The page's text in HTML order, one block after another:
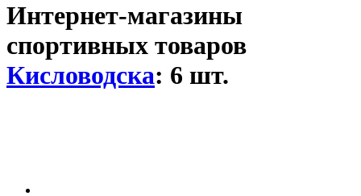
Интернет-магазины
спортивных товаров
Кисловодска: 6 шт.